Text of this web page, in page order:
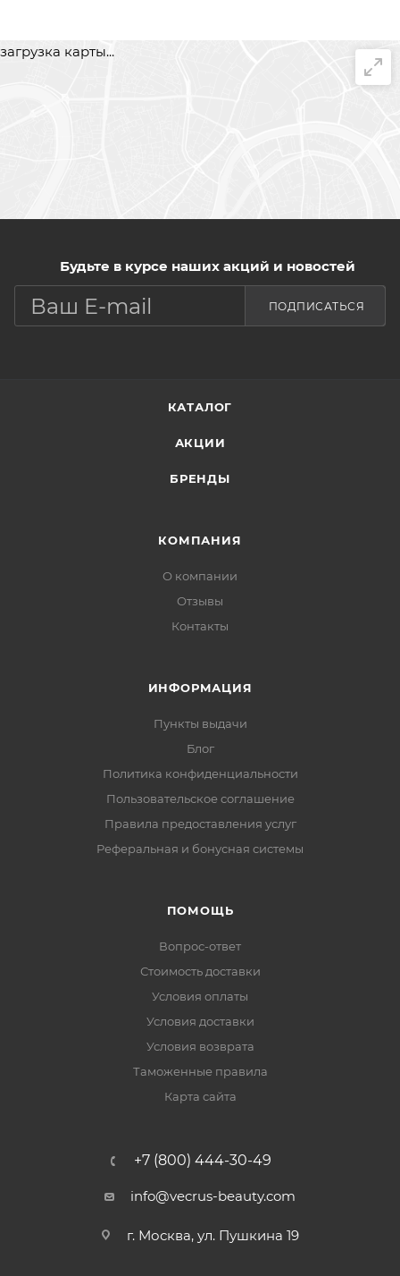
загрузка карты...
Будьте в курсе наших акций и новостей
ПОДПИСАТЬСЯ
КАТАЛОГ
АКЦИИ
БРЕНДЫ
КОМПАНИЯ
О компании
Отзывы
Контакты
ИНФОРМАЦИЯ
Пункты выдачи
Блог
Политика конфиденциальности
Пользовательское соглашение
Правила предоставления услуг
Реферальная и бонусная системы
ПОМОЩЬ
Вопрос-ответ
Стоимость доставки
Условия оплаты
Условия доставки
Условия возврата
Таможенные правила
Карта сайта
+7 (800) 444-30-49
info@vecrus-beauty.com
г. Москва, ул. Пушкина 19